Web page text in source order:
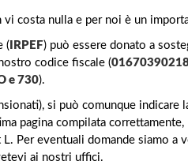
costa nulla e per noi è un
( IRPEF) può essere donato a
codice fiscale (
e 730).
si può comunque indicare
pagina compilata
Per eventuali domande siamo a
ai nostri uffici.